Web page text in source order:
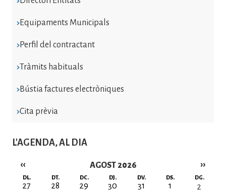
Equipaments Municipals
Perfil del contractant
Tràmits habituals
Bústia factures electròniques
Cita prèvia
L'AGENDA, AL DIA
AGOST 2026
Paginació
‹‹ ››
DL. DT. DC. DJ. DV. DS. DG.
27 28 29 30 31 1
2